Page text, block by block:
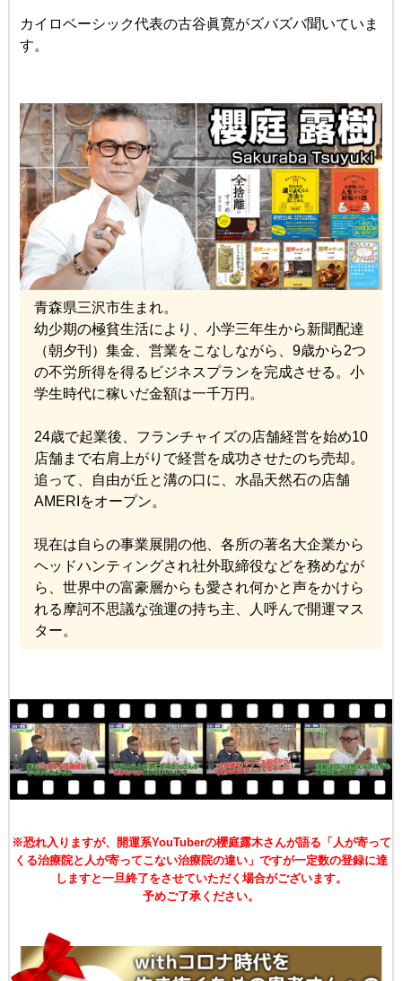
カイロベーシック代表の古谷眞寛がズバズバ聞いていま
す。
青森県三沢市生まれ。
幼少期の極貧生活により、小学三年生から新聞配達
（朝夕刊）集金、営業をこなしながら、9歳から2つ
の不労所得を得るビジネスプランを完成させる。小
学生時代に稼いだ金額は一千万円。
24歳で起業後、フランチャイズの店舗経営を始め10
店舗まで右肩上がりで経営を成功させたのち売却。
追って、自由が丘と溝の口に、水晶天然石の店舗
AMERIをオープン。
現在は自らの事業展開の他、各所の著名大企業から
ヘッドハンティングされ社外取締役などを務めなが
ら、世界中の富豪層からも愛され何かと声をかけら
れる摩訶不思議な強運の持ち主、人呼んで開運マス
ター。
※恐れ入りますが、開運系YouTuberの櫻庭露木さんが語る「人が寄って
くる治療院と人が寄ってこない治療院の違い」 ですが一定数の登録に達
しますと一旦終了をさせていただく場合がございます。
予めご了承ください。